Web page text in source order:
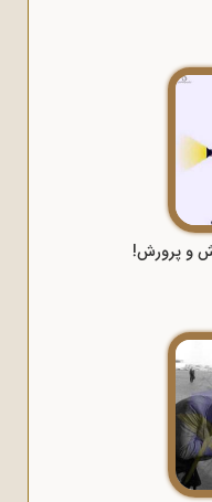
و پرورش!